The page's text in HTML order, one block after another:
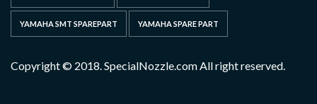
YAMAHA SMT SPAREPART YAMAHA SPARE PART
Copyright © 2018. SpecialNozzle.com All right reserved.